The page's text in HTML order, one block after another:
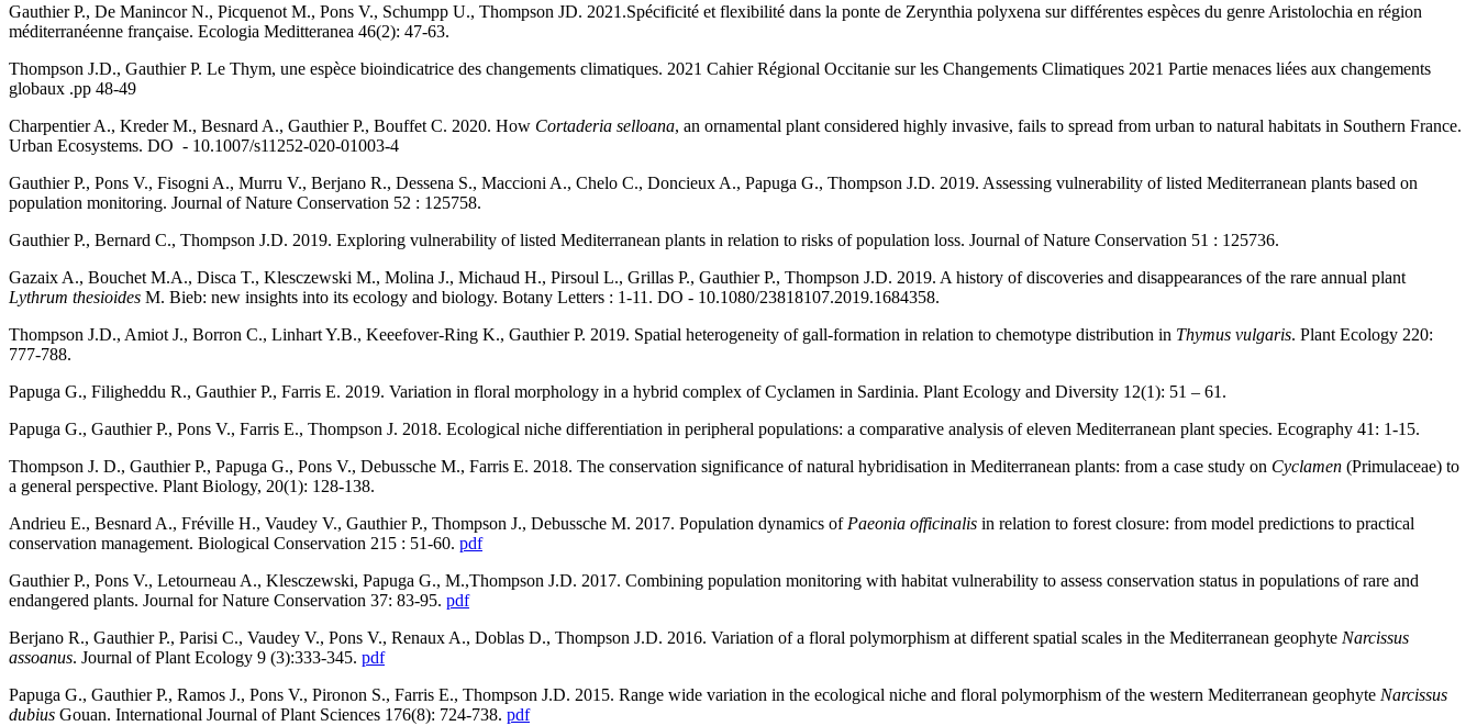
Gauthier P., De Manincor N., Picquenot M., Pons V., Schumpp U., Thompson JD. 2021.Spécificité et flexibilité dans la ponte de Zerynthia polyxena sur différentes espèces du genre Aristolochia en région
méditerranéenne française. Ecologia Meditteranea 46(2): 47-63.
Thompson J.D., Gauthier P. Le Thym, une espèce bioindicatrice des changements climatiques. 2021 Cahier Régional Occitanie sur les Changements Climatiques 2021 Partie menaces liées aux changements
globaux .pp 48-49
Charpentier A., Kreder M., Besnard A., Gauthier P., Bouffet C. 2020. How Cortaderia selloana, an ornamental plant considered highly invasive, fails to spread from urban to natural habitats in Southern France.
Urban Ecosystems. DO - 10.1007/s11252-020-01003-4
Gauthier P., Pons V., Fisogni A., Murru V., Berjano R., Dessena S., Maccioni A., Chelo C., Doncieux A., Papuga G., Thompson J.D. 2019. Assessing vulnerability of listed Mediterranean plants based on
population monitoring. Journal of Nature Conservation 52 : 125758.
Gauthier P., Bernard C., Thompson J.D. 2019. Exploring vulnerability of listed Mediterranean plants in relation to risks of population loss. Journal of Nature Conservation 51 : 125736.
Gazaix A., Bouchet M.A., Disca T., Klesczewski M., Molina J., Michaud H., Pirsoul L., Grillas P., Gauthier P., Thompson J.D. 2019. A history of discoveries and disappearances of the rare annual plant
Lythrum thesioides M. Bieb: new insights into its ecology and biology. Botany Letters : 1-11. DO - 10.1080/23818107.2019.1684358.
Thompson J.D., Amiot J., Borron C., Linhart Y.B., Keeefover-Ring K., Gauthier P. 2019. Spatial heterogeneity of gall-formation in relation to chemotype distribution in Thymus vulgaris. Plant Ecology 220:
777-788.
Papuga G., Filigheddu R., Gauthier P., Farris E. 2019. Variation in floral morphology in a hybrid complex of Cyclamen in Sardinia. Plant Ecology and Diversity 12(1): 51 – 61.
Papuga G., Gauthier P., Pons V., Farris E., Thompson J. 2018. Ecological niche differentiation in peripheral populations: a comparative analysis of eleven Mediterranean plant species. Ecography 41: 1-15.
Thompson J. D., Gauthier P., Papuga G., Pons V., Debussche M., Farris E. 2018. The conservation significance of natural hybridisation in Mediterranean plants: from a case study on Cyclamen (Primulaceae) to
a general perspective. Plant Biology, 20(1): 128-138.
Andrieu E., Besnard A., Fréville H., Vaudey V., Gauthier P., Thompson J., Debussche M. 2017. Population dynamics of Paeonia officinalis in relation to forest closure: from model predictions to practical
conservation management. Biological Conservation 215 : 51-60. pdf
Gauthier P., Pons V., Letourneau A., Klesczewski, Papuga G., M.,Thompson J.D. 2017. Combining population monitoring with habitat vulnerability to assess conservation status in populations of rare and
endangered plants. Journal for Nature Conservation 37: 83-95. pdf
Berjano R., Gauthier P., Parisi C., Vaudey V., Pons V., Renaux A., Doblas D., Thompson J.D. 2016. Variation of a floral polymorphism at different spatial scales in the Mediterranean geophyte Narcissus
assoanus. Journal of Plant Ecology 9 (3):333-345. pdf
Papuga G., Gauthier P., Ramos J., Pons V., Pironon S., Farris E., Thompson J.D. 2015. Range wide variation in the ecological niche and floral polymorphism of the western Mediterranean geophyte Narcissus
dubius Gouan. International Journal of Plant Sciences 176(8): 724-738. pdf